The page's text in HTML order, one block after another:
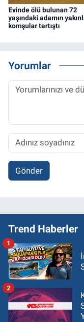
Evinde ölü bulunan 72
yaşındaki adamın
komşular tartıştı
Yorumlar
Gönder
Trend Haberler
1
2